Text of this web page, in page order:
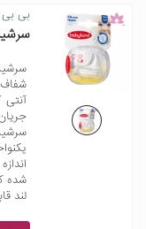
بی بی
شده
لند